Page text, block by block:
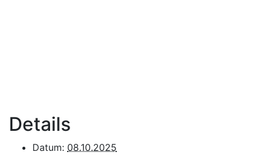
Details
Datum: 08.10.2025